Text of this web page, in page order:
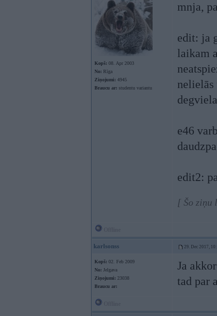
Kopš: 08. Apr 2003
No: Rīga
Ziņojumi: 4945
Braucu ar: studentu variantu
mnja,
edit: ja
laikam
nelielās
e46
edit2:
[ Šo ziņu
karlsonss 29. Dec 2017,
Kopš: 02. Feb 2009
No: Jelgava
Ziņojumi: 23038
Braucu ar:
Ja
tad par